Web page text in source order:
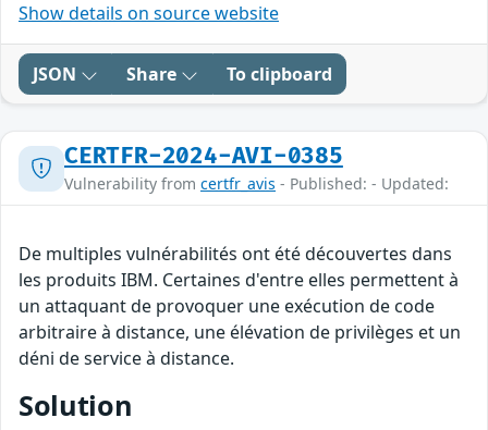
Show details on source website
JSON Share To clipboard
CERTFR-2024-AVI-0385
Vulnerability from certfr_avis - Published: - Updated:
De multiples vulnérabilités ont été découvertes dans
les produits IBM. Certaines d'entre elles permettent à
un attaquant de provoquer une exécution de code
arbitraire à distance, une élévation de privilèges et un
déni de service à distance.
Solution